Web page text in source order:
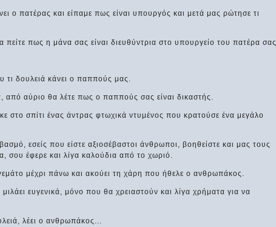
ο πατέρας και είπαμε πως είναι υπουργός και μετά μας ρώτησε τι
πείτε πως η μάνα σας είναι διευθύντρια στο υπουργείο του πατέρα
τι δουλειά κάνει ο παππούς μας.
από αύριο θα λέτε πως ο παππούς σας είναι δικαστής.
στο σπίτι ένας άντρας φτωχικά ντυμένος που κρατούσε ένα μεγάλο
εσείς που είστε αξιοσέβαστοι άνθρωποι, βοηθείστε και μας τους
έφερε και λίγα καλούδια από το χωριό.
μέχρι πάνω και ακούει τη χάρη που ήθελε ο ανθρωπάκος.
ευγενικά, μόνο που θα χρειαστούν και λίγα χρήματα για να
λέει ο ανθρωπάκος...